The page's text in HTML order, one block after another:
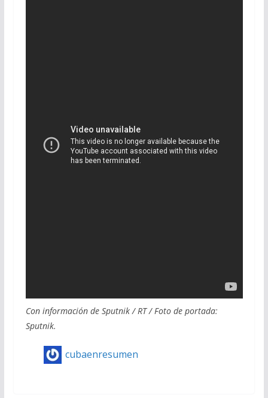
Con información de Sputnik / RT / Foto de portada:
Sputnik.
cubaenresumen